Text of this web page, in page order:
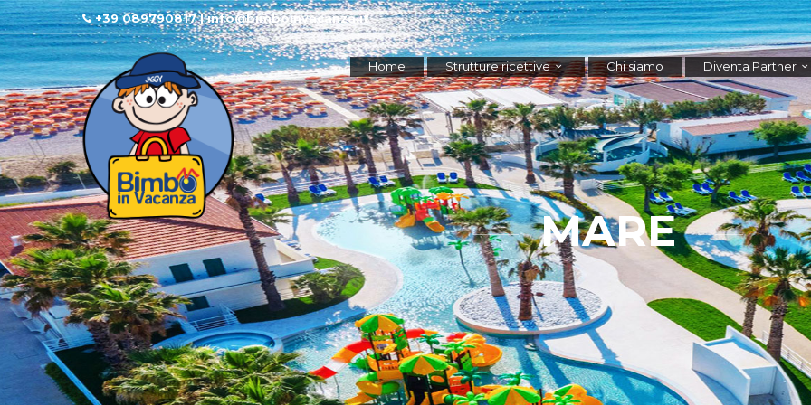
+39 089790817 | info@bimboinvacanza.it
Home Strutture ricettive Chi siamo Diventa Partner
MARE